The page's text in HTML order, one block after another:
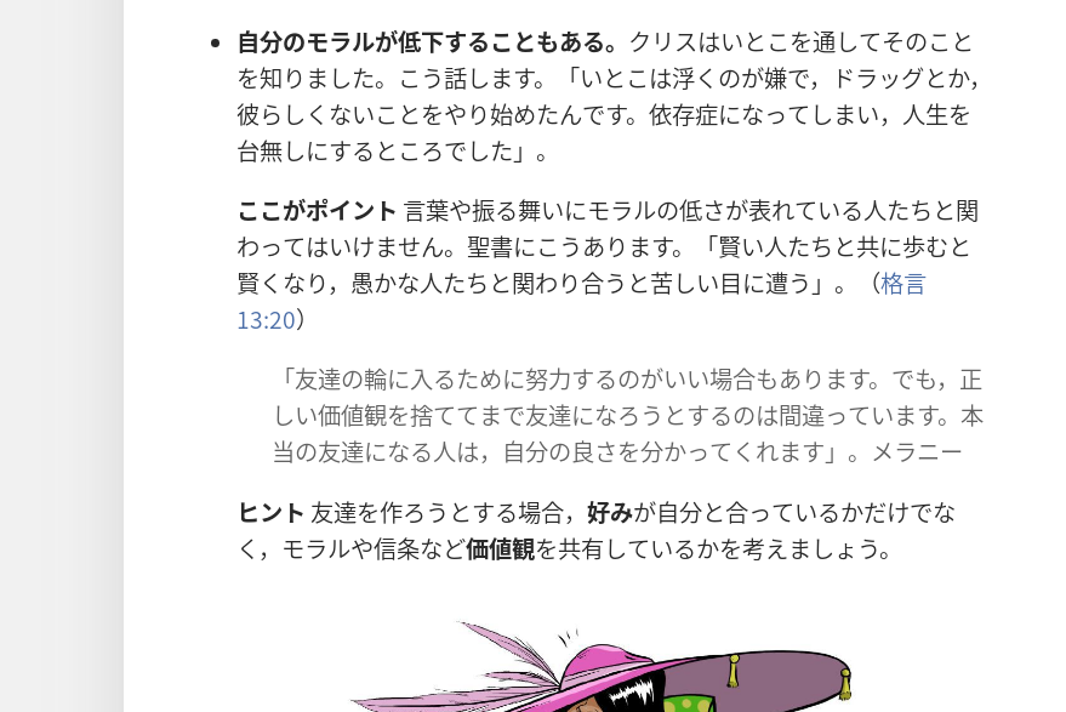
自分のモラルが低下することもある。 クリスはいとこを通してそのこと
を知りました。こう話します。「いとこは浮くのが嫌で，ドラッグとか，
彼らしくないことをやり始めたんです。 依存症になってしまい， 人生を
台無しにするところでした」。
ここがポイント 言葉や振る舞いにモラルの低さが表れている人たちと関
わってはいけません。 聖書にこうあります。「賢い人たちと共に歩むと
賢くなり， 愚かな人たちと関わり合うと苦しい目に遭う」。（格言
13:20）
「友達の輪に入るために努力するのがいい場合もあります。でも， 正
しい価値観を捨ててまで友達になろうとするのは間違っています。 本
当の友達になる人は， 自分の良さを分かってくれます」。メラニー
ヒント 友達を作ろうとする場合， 好みが自分と合っているかだけでな
く，モラルや信条など価値観を共有しているかを考えましょう。